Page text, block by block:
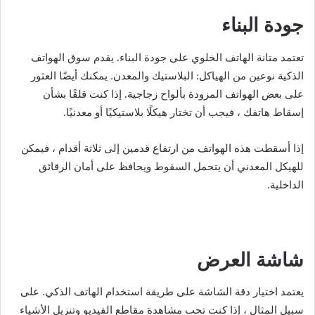
جودة البناء
تعتمد متانة الهاتف الخلوي على جودة البناء. يقدم سوق الهواتف
الذكية نوعين من الهياكل: البلاستيك والمعدن. يمكنك أيضًا العثور
على بعض الهواتف المزودة بألواح زجاجية. إذا كنت قلقًا بشأن
إسقاط هاتفك ، فيجب أن تختار هيكلًا بلاستيكيًا أو معدنيًا.
إذا أسقطت هذه الهواتف من ارتفاع قدمين إلى ثلاثة أقدام ، فيمكن
للهيكل المعدني أن يتحمل السقوط ويحافظ على أمان الرقائق
الداخلية.
شاشة العرض
يعتمد اختيار دقة الشاشة على طريقة استخدام الهاتف الذكي. على
سبيل المثال ، إذا كنت تحب مشاهدة مقاطع الفيديو وتنزيل الأشياء